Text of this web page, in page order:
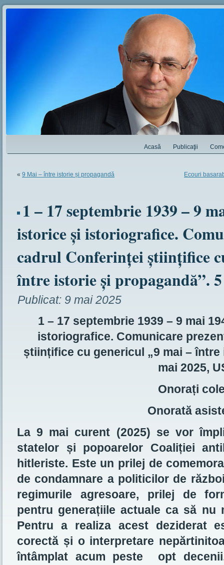
Acasă Publicaţii
« 9 Mai – între istorie și propagandă Ecouri
1 – 17 septembrie 1939 – 9
istorice și istoriografice.
cadrul Conferinței științifice
între istorie și propagandă”.
Publicat: 9 mai 2025
1 – 17 septembrie 1939 – 9 mai
istoriografice. Comunicare
științifice cu genericul „9 mai –
mai 2025,
Onorați
Onorată
La 9 mai curent (2025) se vor
statelor și popoarelor Coaliției
hitleriste. Este un prilej de
de condamnare a politicilor de
regimurile agresoare, prilej de
pentru generațiile actuale ca să nu
Pentru a realiza acest deziderat
corectă și o interpretare
întâmplat acum peste opt